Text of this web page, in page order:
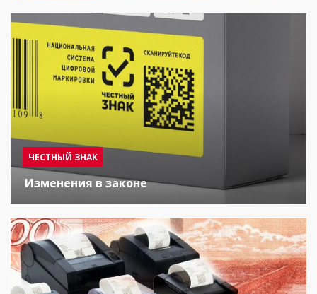
ЧЕСТНЫЙ ЗНАК
Изменения в законе